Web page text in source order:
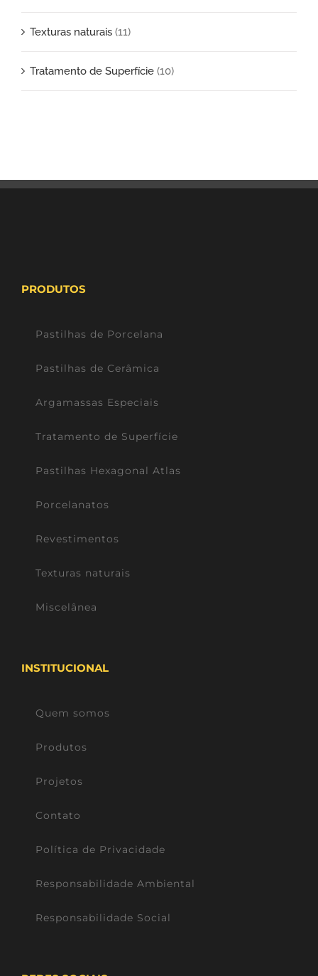
Texturas naturais (11)
Tratamento de Superfície (10)
PRODUTOS
Pastilhas de Porcelana
Pastilhas de Cerâmica
Argamassas Especiais
Tratamento de Superfície
Pastilhas Hexagonal Atlas
Porcelanatos
Revestimentos
Texturas naturais
Miscelânea
INSTITUCIONAL
Quem somos
Produtos
Projetos
Contato
Política de Privacidade
Responsabilidade Ambiental
Responsabilidade Social